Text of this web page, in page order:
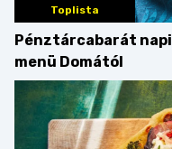
Toplista
Pénztárcabarát napi
menü Domától